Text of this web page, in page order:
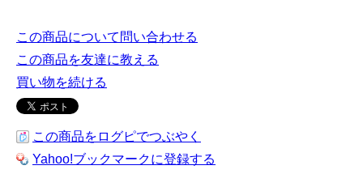
この商品について問い合わせる
この商品を友達に教える
買い物を続ける
この商品をログピでつぶやく
Yahoo!ブックマークに登録する